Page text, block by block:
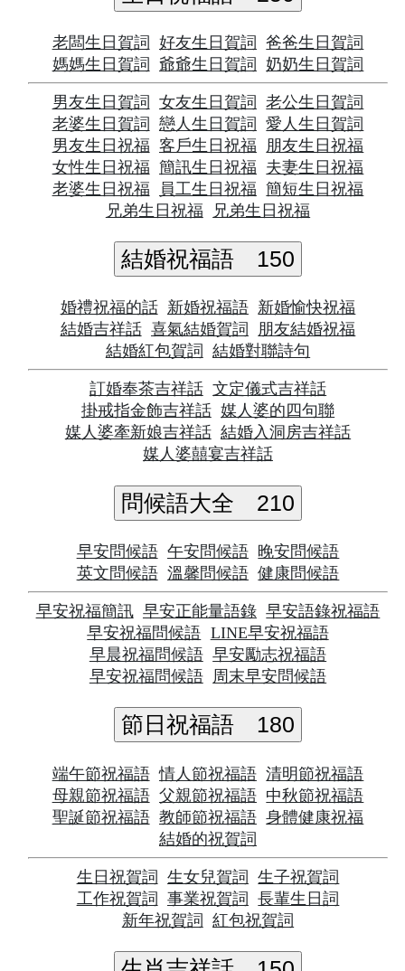
老闆生日賀詞 好友生日賀詞 爸爸生日賀詞
媽媽生日賀詞 爺爺生日賀詞 奶奶生日賀詞
男友生日賀詞 女友生日賀詞 老公生日賀詞
老婆生日賀詞 戀人生日賀詞 愛人生日賀詞
男友生日祝福 客戶生日祝福
朋友生日祝福
女性生日祝福 簡訊生日祝福 夫妻生日祝福
老婆生日祝福
員工生日祝福 簡短生日祝福
兄弟生日祝福
兄弟生日祝福
結婚祝福語 150
婚禮祝福的話 新婚祝福語 新婚愉快祝福
結婚吉祥話 喜氣結婚賀詞
朋友結婚祝福
結婚紅包賀詞
結婚對聯詩句
訂婚奉茶吉祥話 文定儀式吉祥話
掛戒指金飾吉祥話 媒人婆的四句聯
媒人婆牽新娘吉祥話 結婚入洞房吉祥話
媒人婆囍宴吉祥話
問候語大全 210
早安問候語 午安問候語 晚安問候語
英文問候語 溫馨問候語 健康問候語
早安祝福簡訊 早安正能量語錄 早安語錄祝福語
早安祝福問候語 LINE早安祝福語
早晨祝福問候語 早安勵志祝福語
早安祝福問候語
周末早安問候語
節日祝福語 180
端午節祝福語 情人節祝福語 清明節祝福語
母親節祝福語 父親節祝福語 中秋節祝福語
聖誕節祝福語 教師節祝福語 身體健康祝福
結婚的祝賀詞
生日祝賀詞 生女兒賀詞 生子祝賀詞
工作祝賀詞 事業祝賀詞 長輩生日詞
新年祝賀詞 紅包祝賀詞